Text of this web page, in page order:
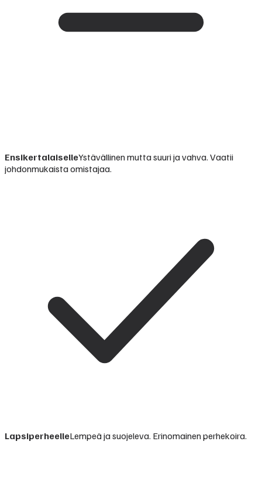
EnsikertalaiselleYstävällinen mutta suuri ja vahva. Vaatii
johdonmukaista omistajaa.
LapsiperheelleLempeä ja suojeleva. Erinomainen perhekoira.